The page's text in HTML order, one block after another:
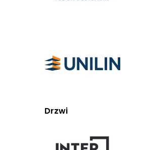
Drzwi